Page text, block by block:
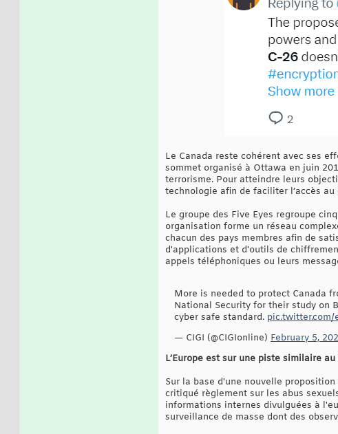
Le Canada reste cohérent avec ses
sommet organisé à Ottawa en juin
terrorisme. Pour atteindre leurs
technologie afin de faciliter l’accès
Le groupe des Five Eyes regroupe
organisation forme un réseau
chacun des pays membres afin de
d'applications et d'outils de
appels téléphoniques ou leurs
More is needed to protect Canada
National Security for their study on
cyber safe standard. pic.twitter.com/
— CIGI (@CIGIonline) February 5,
L’Europe est sur une piste similaire
Sur la base d'une nouvelle
critiqué règlement sur les abus
informations internes divulguées à
surveillance de masse dont des